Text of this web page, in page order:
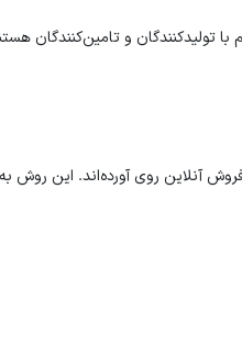
تولیدکنندگان و تامین‌کنندگان
فروش آنلاین روی آورده‌اند. این